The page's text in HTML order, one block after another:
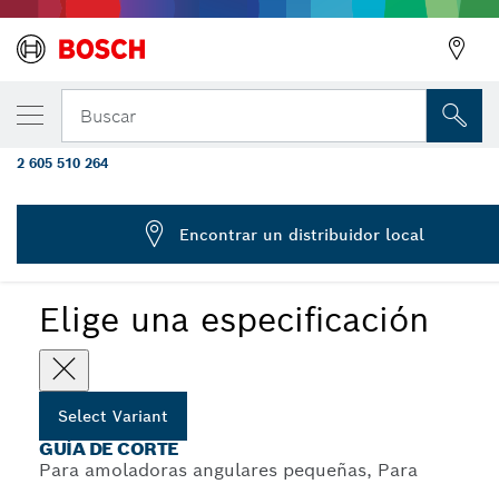
Buscar
Guías de corte con salida para extractor de polvo con
Elige una especificación
Select Variant
GUÍA DE CORTE
Para amoladoras angulares pequeñas, Para
Guía de corte con salida para extractor de
polvo
2 605 510 264
Encontrar un distribuidor local